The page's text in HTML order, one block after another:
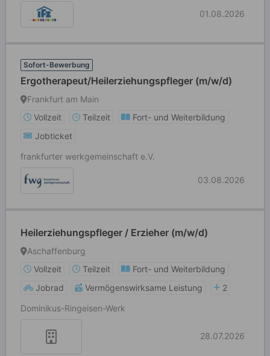
01.08.2026
Sofort-Bewerbung
Ergotherapeut/Heilerziehungspfleger (m/w/d)
Frankfurt am Main
Vollzeit
Teilzeit
Fort- und Weiterbildung
Jobticket
frankfurter werkgemeinschaft e.V.
03.08.2026
Heilerziehungspfleger / Erzieher (m/w/d)
Aschaffenburg
Vollzeit
Teilzeit
Fort- und Weiterbildung
Jobrad
Vermögenswirksame Leistung
2
Dominikus-Ringeisen-Werk
28.07.2026